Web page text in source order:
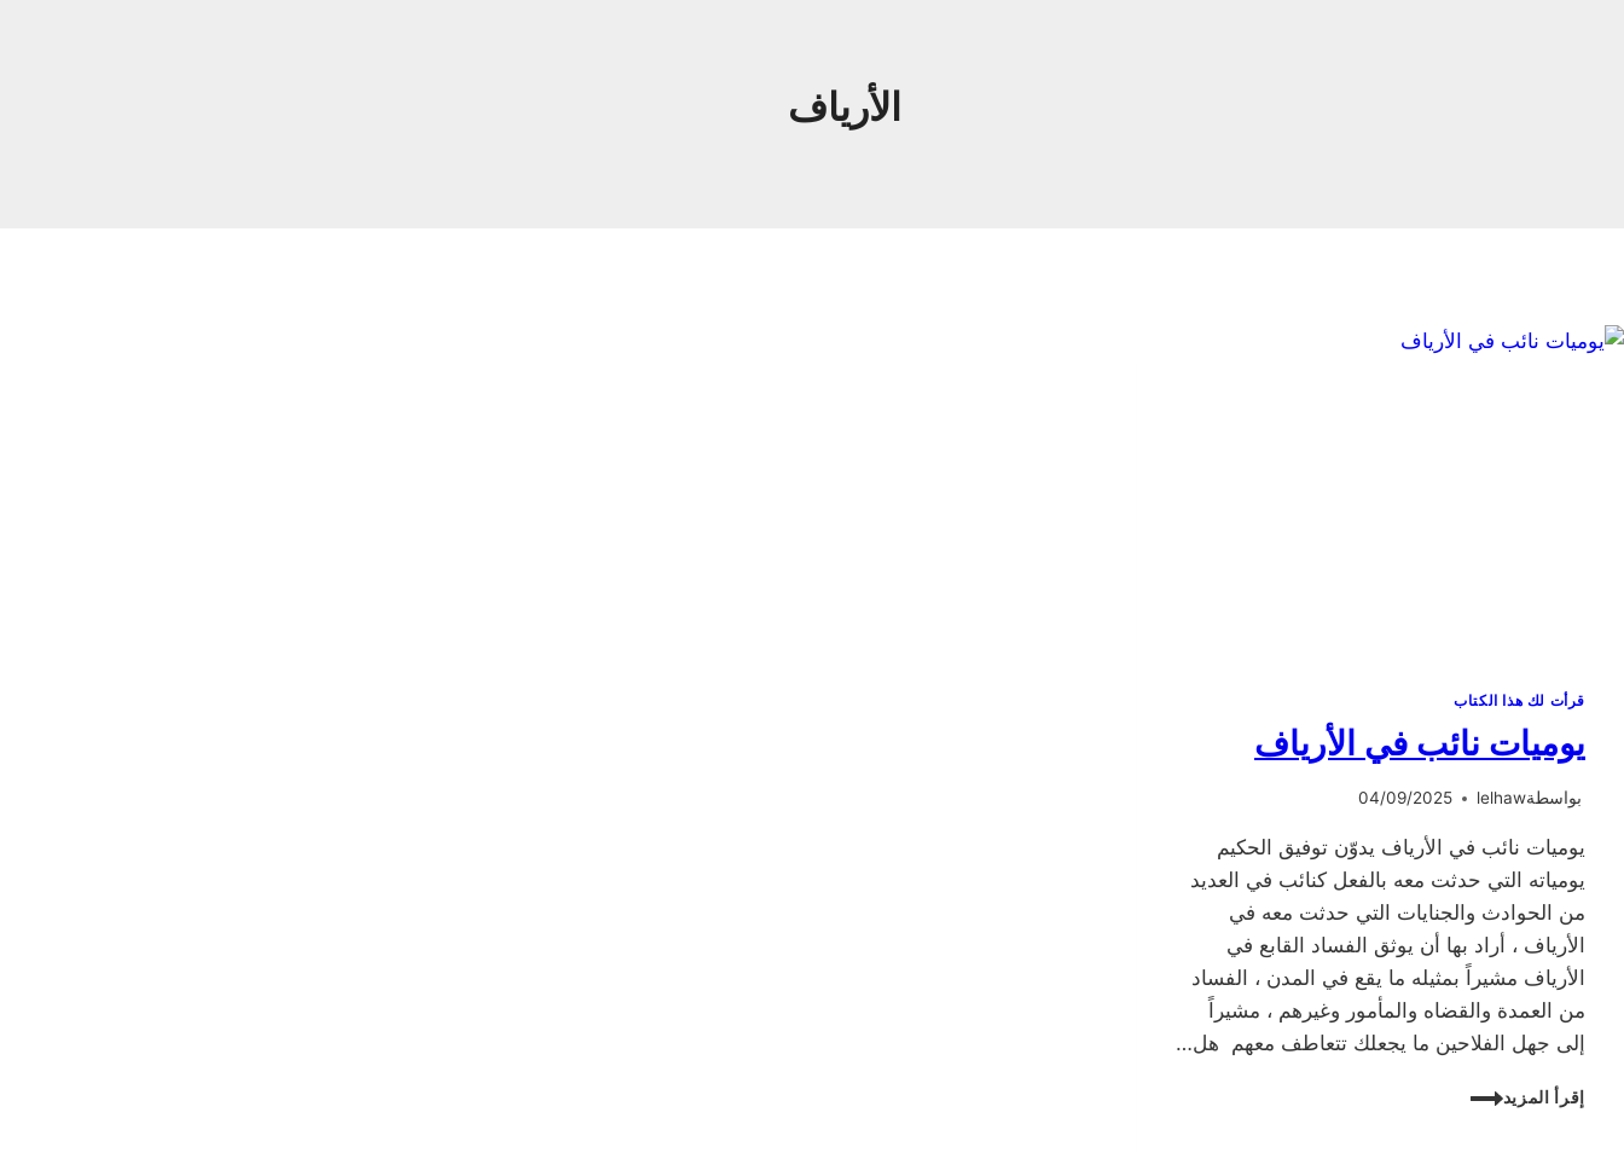
الأرياف
قرأت لك هذا الكتاب
يوميات نائب في الأرياف
بواسطةlelhaw
04/09/2025
يوميات نائب في الأرياف يدوّن توفيق الحكيم
يومياته التي حدثت معه بالفعل كنائب في العديد
من الحوادث والجنايات التي حدثت معه في
الأرياف ، أراد بها أن يوثق الفساد القابع في
الأرياف مشيراً بمثيله ما يقع في المدن ، الفساد
من العمدة والقضاه والمأمور وغيرهم ، مشيراً
إلى جهل الفلاحين ما يجعلك تتعاطف معهم هل…
إقرأ المزيديوميات